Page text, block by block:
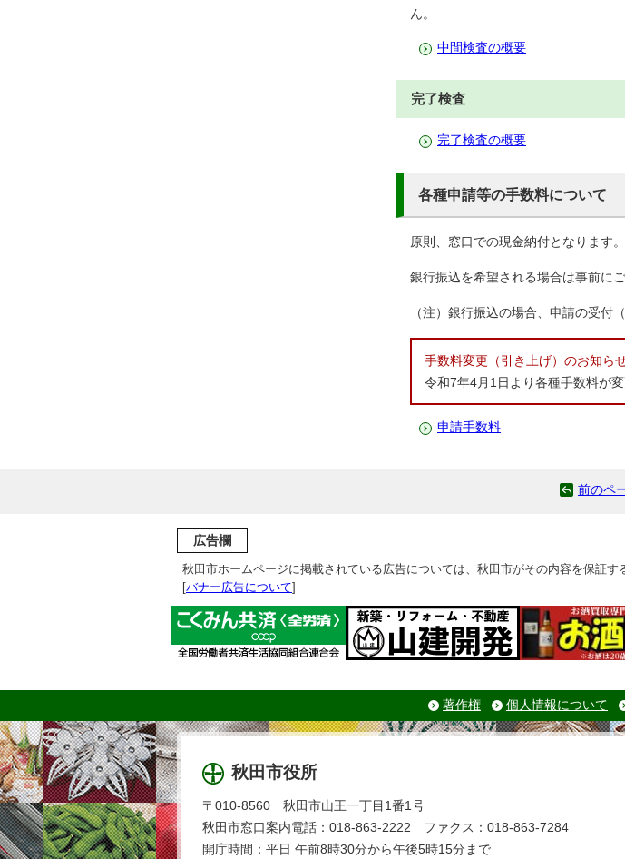
ん。
中間検査の概要
完了検査
完了検査の概要
各種申請等の手数料について
原則、窓口での現金納付となります。
銀行振込を希望される場合は事前に
（注）銀行振込の場合、申請の受付
手数料変更（引き上げ）のお知ら
令和7年4月1日より各種手数料が
申請手数料
前のペ
広告欄
秋田市ホームページに掲載されている広告については、秋田市がその内容を保証す
[バナー広告について]
著作権 個人情報について
秋田市役所
〒010-8560 秋田市山王一丁目1番1号
秋田市窓口案内電話：018-863-2222 ファクス：018-863-7284
開庁時間：平日 午前8時30分から午後5時15分まで